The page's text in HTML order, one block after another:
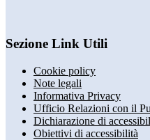
Sezione Link Utili
Cookie policy
Note legali
Informativa Privacy
Ufficio Relazioni con il
Dichiarazione di
Obiettivi di accessibilità